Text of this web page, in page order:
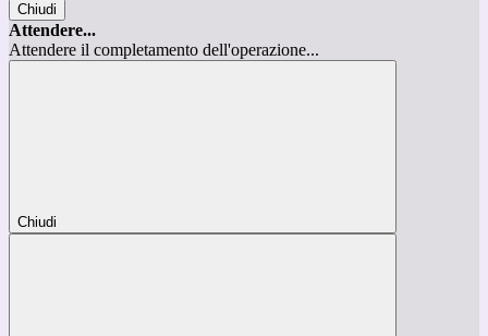
Chiudi
Attendere...
Attendere il completamento dell'operazione...
Chiudi